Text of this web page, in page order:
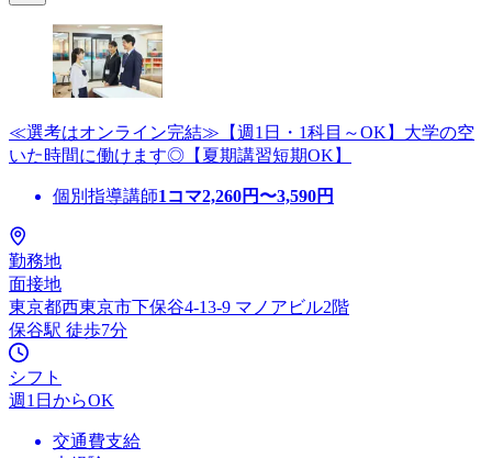
≪選考はオンライン完結≫【週1日・1科目～OK】大学の空
いた時間に働けます◎【夏期講習短期OK】
個別指導講師1コマ2,260円〜3,590円
勤務地
面接地
東京都西東京市下保谷4-13-9 マノアビル2階
保谷駅 徒歩7分
シフト
週1日からOK
交通費支給